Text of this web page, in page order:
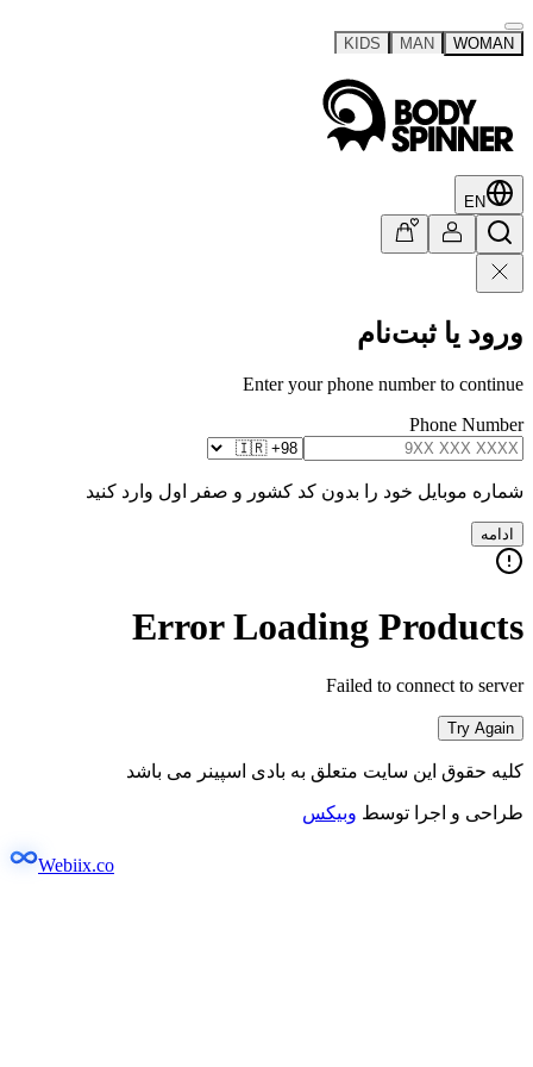
WOMAN
MAN
KIDS
EN
ورود یا ثبت‌نام
Enter your phone number to continue
Phone Number
شماره موبایل خود را بدون کد کشور و صفر اول وارد کنید
ادامه
Error Loading Products
Failed to connect to server
Try Again
کلیه حقوق این سایت متعلق به بادی اسپینر می باشد
طراحی و اجرا توسط وبیکس
Webiix.co